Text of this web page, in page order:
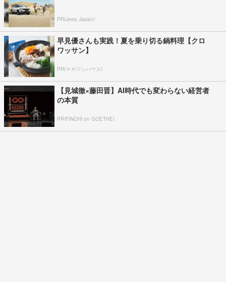
PR(Jeep Japan)
早見優さんも実践！夏を乗り切る鍋料理【クロ
ワッサン】
PR(マガジンハウス)
【見城徹×藤田晋】AI時代でも変わらない経営者
の本質
PR(FINCHI on GOETHE)